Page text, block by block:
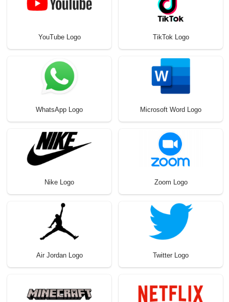
YouTube Logo TikTok Logo
WhatsApp Logo Microsoft Word Logo
Nike Logo Zoom Logo
Air Jordan Logo Twitter Logo